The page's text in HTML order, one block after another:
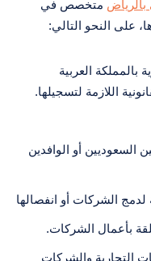
متخصص في
على النحو التالي:
بالمملكة العربية
اللازمة لتسجيلها.
السعوديين أو الوافدين
لدمج الشركات أو انفصالها
بأعمال الشركات.
التجارية والشركات